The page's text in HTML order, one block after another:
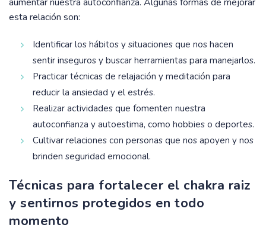
esta relación son:
Identificar los hábitos y situaciones que nos hacen
sentir inseguros y buscar herramientas para manejarlos.
Practicar técnicas de relajación y meditación para
reducir la ansiedad y el estrés.
Realizar actividades que fomenten nuestra
autoconfianza y autoestima, como hobbies o deportes.
Cultivar relaciones con personas que nos apoyen y nos
brinden seguridad emocional.
Técnicas para fortalecer el chakra raiz
y sentirnos protegidos en todo
momento